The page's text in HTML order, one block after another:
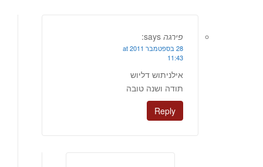
פירגה says:
28 בספטמבר 2011 at
11:43
אילניתוש דליוש
תודה ושנה טובה
Reply